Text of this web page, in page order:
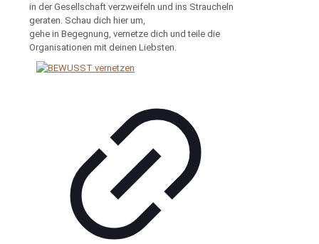
in der Gesellschaft verzweifeln und ins Straucheln
geraten. Schau dich hier um,
gehe in Begegnung, vernetze dich und teile die
Organisationen mit deinen Liebsten.